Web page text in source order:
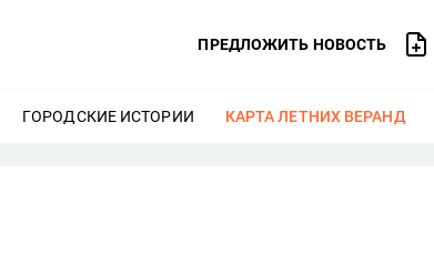
ПРЕДЛОЖИТЬ НОВОСТЬ
ЕЩЕ
ГОРОДСКИЕ ИСТОРИИ ЕЩЕ
КАРТА ЛЕТНИХ ВЕРАНД